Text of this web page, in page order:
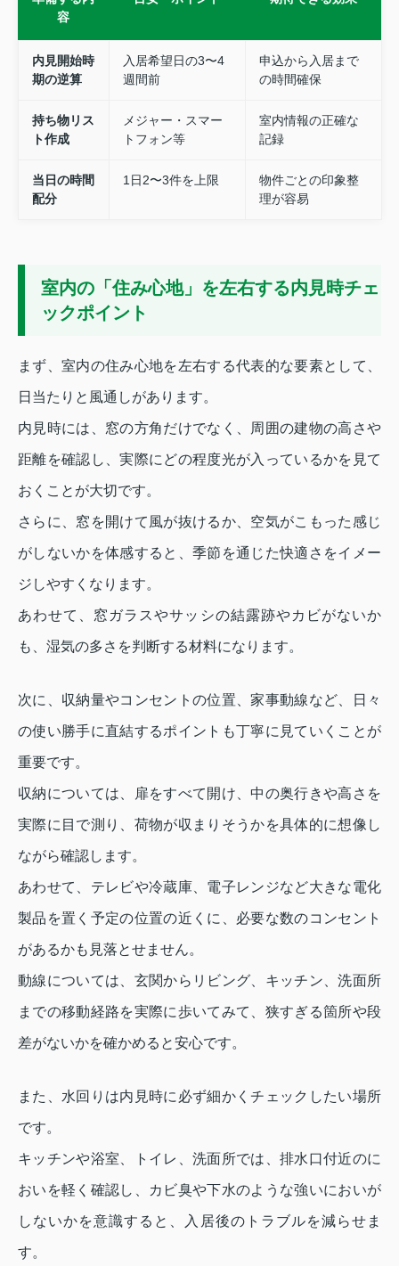
容
内見開始時
期の逆算
入居希望日の3〜4
週間前
申込から入居まで
の時間確保
持ち物リス
ト作成
メジャー・スマー
トフォン等
室内情報の正確な
記録
当日の時間
配分
1日2〜3件を上限
物件ごとの印象整
理が容易
室内の「住み心地」を左右する内見時チェ
ックポイント
まず、室内の住み心地を左右する代表的な要素として、
日当たりと風通しがあります。
内見時には、窓の方角だけでなく、周囲の建物の高さや
距離を確認し、実際にどの程度光が入っているかを見て
おくことが大切です。
さらに、窓を開けて風が抜けるか、空気がこもった感じ
がしないかを体感すると、季節を通じた快適さをイメー
ジしやすくなります。
あわせて、窓ガラスやサッシの結露跡やカビがないか
も、湿気の多さを判断する材料になります。
次に、収納量やコンセントの位置、家事動線など、日々
の使い勝手に直結するポイントも丁寧に見ていくことが
重要です。
収納については、扉をすべて開け、中の奥行きや高さを
実際に目で測り、荷物が収まりそうかを具体的に想像し
ながら確認します。
あわせて、テレビや冷蔵庫、電子レンジなど大きな電化
製品を置く予定の位置の近くに、必要な数のコンセント
があるかも見落とせません。
動線については、玄関からリビング、キッチン、洗面所
までの移動経路を実際に歩いてみて、狭すぎる箇所や段
差がないかを確かめると安心です。
また、水回りは内見時に必ず細かくチェックしたい場所
です。
キッチンや浴室、トイレ、洗面所では、排水口付近のに
おいを軽く確認し、カビ臭や下水のような強いにおいが
しないかを意識すると、入居後のトラブルを減らせま
す。